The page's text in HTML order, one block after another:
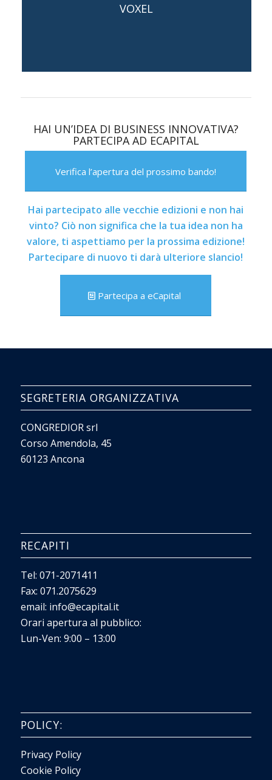
VOXEL
Capogruppo: Matteo Marravalle
HAI UN’IDEA DI BUSINESS INNOVATIVA?
PARTECIPA AD ECAPITAL
Verifica l’apertura del prossimo bando!
Hai partecipato alle vecchie edizioni e non hai
vinto? Ciò non significa che la tua idea non ha
valore, ti aspettiamo per la prossima edizione!
Partecipare di nuovo ti darà ulteriore slancio!
Partecipa a eCapital
SEGRETERIA ORGANIZZATIVA
CONGREDIOR srl
Corso Amendola, 45
60123 Ancona
RECAPITI
Tel: 071-2071411
Fax: 071.2075629
email: info@ecapital.it
Orari apertura al pubblico:
Lun-Ven: 9:00 – 13:00
POLICY:
Privacy Policy
Cookie Policy